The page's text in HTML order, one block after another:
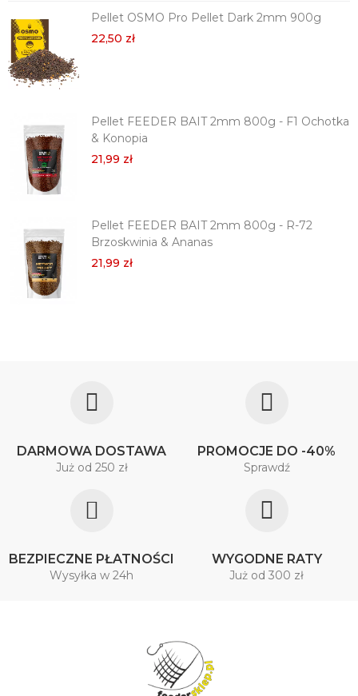
Pellet OSMO Pro Pellet Dark 2mm 900g
22,50 zł
Pellet FEEDER BAIT 2mm 800g - F1 Ochotka
& Konopia
21,99 zł
Pellet FEEDER BAIT 2mm 800g - R-72
Brzoskwinia & Ananas
21,99 zł
DARMOWA DOSTAWA
Już od 250 zł
PROMOCJE DO -40%
Sprawdź
BEZPIECZNE PŁATNOŚCI
Wysyłka w 24h
WYGODNE RATY
Już od 300 zł